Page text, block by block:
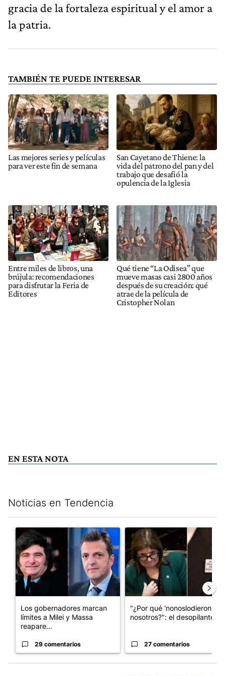
gracia de la fortaleza espiritual y el amor a
la patria.
TAMBIÉN TE PUEDE INTERESAR
Las mejores series y películas
para ver este fin de semana
San Cayetano de Thiene: la
vida del patrono del pan y del
trabajo que desafió la
opulencia de la Iglesia
Entre miles de libros, una
brújula: recomendaciones
para disfrutar la Feria de
Editores
Qué tiene “La Odisea” que
mueve masas casi 2800 años
después de su creación: qué
atrae de la película de
Cristopher Nolan
EN ESTA NOTA
Noticias en Tendencia
Un artículo de tendencia con el título "Los gobernadores
Los gobernadores marcan
límites a Milei y Massa
reapare...
29 comentarios
Un artículo de tendencia con
"¿Por qué 'nonoslodieron' a
nosotros?": el desopilante ...
27 comentarios